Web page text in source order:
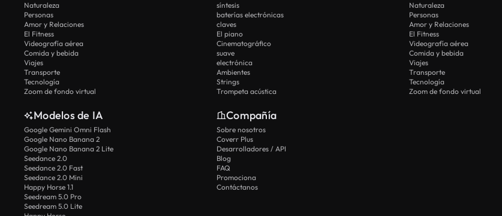
Naturaleza
Personas
Amor y Relaciones
El Fitness
Videografía aérea
Comida y bebida
Viajes
Transporte
Tecnología
Zoom de fondo virtual
síntesis
baterías electrónicas
claves
El piano
Cinematográfico
suave
electrónica
Ambientes
Strings
Trompeta acústica
Naturaleza
Personas
Amor y Relaciones
El Fitness
Videografía aérea
Comida y bebida
Viajes
Transporte
Tecnología
Zoom de fondo virtual
Modelos de IA
Google Gemini Omni Flash
Google Nano Banana 2
Google Nano Banana 2 Lite
Seedance 2.0
Seedance 2.0 Fast
Seedance 2.0 Mini
Happy Horse 1.1
Seedream 5.0 Pro
Seedream 5.0 Lite
Compañía
Sobre nosotros
Coverr Plus
Desarrolladores / API
Blog
FAQ
Promociona
Contáctanos